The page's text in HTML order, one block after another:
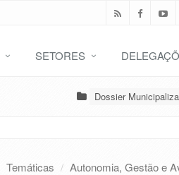
SETORES
Dossier
Temáticas Autonomia, Gestão e